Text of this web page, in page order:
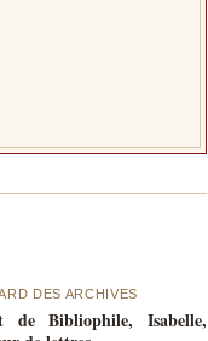
DES ARCHIVES
de Bibliophile, Isabelle,